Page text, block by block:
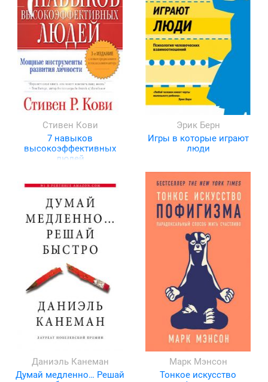
Стивен Кови
7 навыков
высокоэффективных
людей
Эрик Берн
Игры в которые играют
люди
Даниэль Канеман
Думай медленно… Решай
Марк Мэнсон
Тонкое искусство